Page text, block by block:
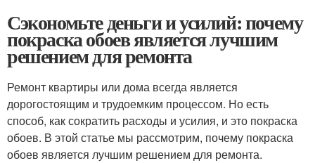
Сэкономьте деньги и усилий: почему
покраска обоев является лучшим
решением для ремонта
Ремонт квартиры или дома всегда является
дорогостоящим и трудоемким процессом. Но есть
способ, как сократить расходы и усилия, и это покраска
обоев. В этой статье мы рассмотрим, почему покраска
обоев является лучшим решением для ремонта.